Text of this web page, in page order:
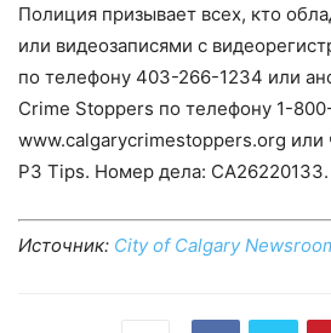
Полиция призывает всех, кто
или видеозаписями с
по телефону 403-266-1234 или
Crime Stoppers по телефону 1-
www.calgarycrimestoppers.org
P3 Tips. Номер дела: CA26220133.
Источник: City of Calgary